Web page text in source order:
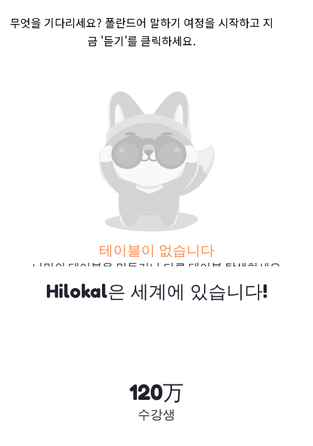
무엇을 기다리세요? 폴란드어 말하기 여정을 시작하고 지
금 '듣기'를 클릭하세요.
테이블이 없습니다
나만의 테이블을 만들거나 다른 테이블 탐색하세요
더 많은 테이블 검색
Hilokal은 세계에 있습니다!
120万
수강생